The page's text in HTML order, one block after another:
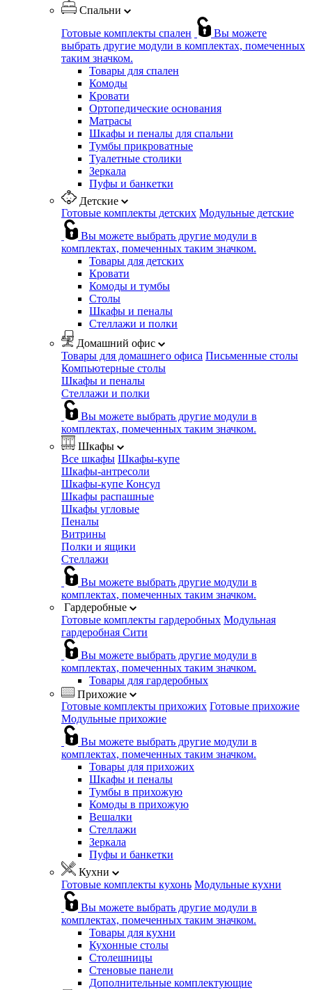
Спальни
Готовые комплекты спален
Вы можете
выбрать другие модули в комплектах, помеченных
таким значком.
Товары для спален
Комоды
Кровати
Ортопедические основания
Матрасы
Шкафы и пеналы для спальни
Тумбы прикроватные
Туалетные столики
Зеркала
Пуфы и банкетки
Детские
Готовые комплекты детских Модульные детские
Вы можете выбрать другие модули в
комплектах, помеченных таким значком.
Товары для детских
Кровати
Комоды и тумбы
Столы
Шкафы и пеналы
Стеллажи и полки
Домашний офис
Товары для домашнего офиса Письменные столы
Компьютерные столы
Шкафы и пеналы
Стеллажи и полки
Вы можете выбрать другие модули в
комплектах, помеченных таким значком.
Шкафы
Все шкафы Шкафы-купе
Шкафы-антресоли
Шкафы-купе Консул
Шкафы распашные
Шкафы угловые
Пеналы
Витрины
Полки и ящики
Стеллажи
Вы можете выбрать другие модули в
комплектах, помеченных таким значком.
Гардеробные
Готовые комплекты гардеробных Модульная
гардеробная Сити
Вы можете выбрать другие модули в
комплектах, помеченных таким значком.
Товары для гардеробных
Прихожие
Готовые комплекты прихожих Готовые прихожие
Модульные прихожие
Вы можете выбрать другие модули в
комплектах, помеченных таким значком.
Товары для прихожих
Шкафы и пеналы
Тумбы в прихожую
Комоды в прихожую
Вешалки
Стеллажи
Зеркала
Пуфы и банкетки
Кухни
Готовые комплекты кухонь Модульные кухни
Вы можете выбрать другие модули в
комплектах, помеченных таким значком.
Товары для кухни
Кухонные столы
Столешницы
Стеновые панели
Дополнительные комплектующие